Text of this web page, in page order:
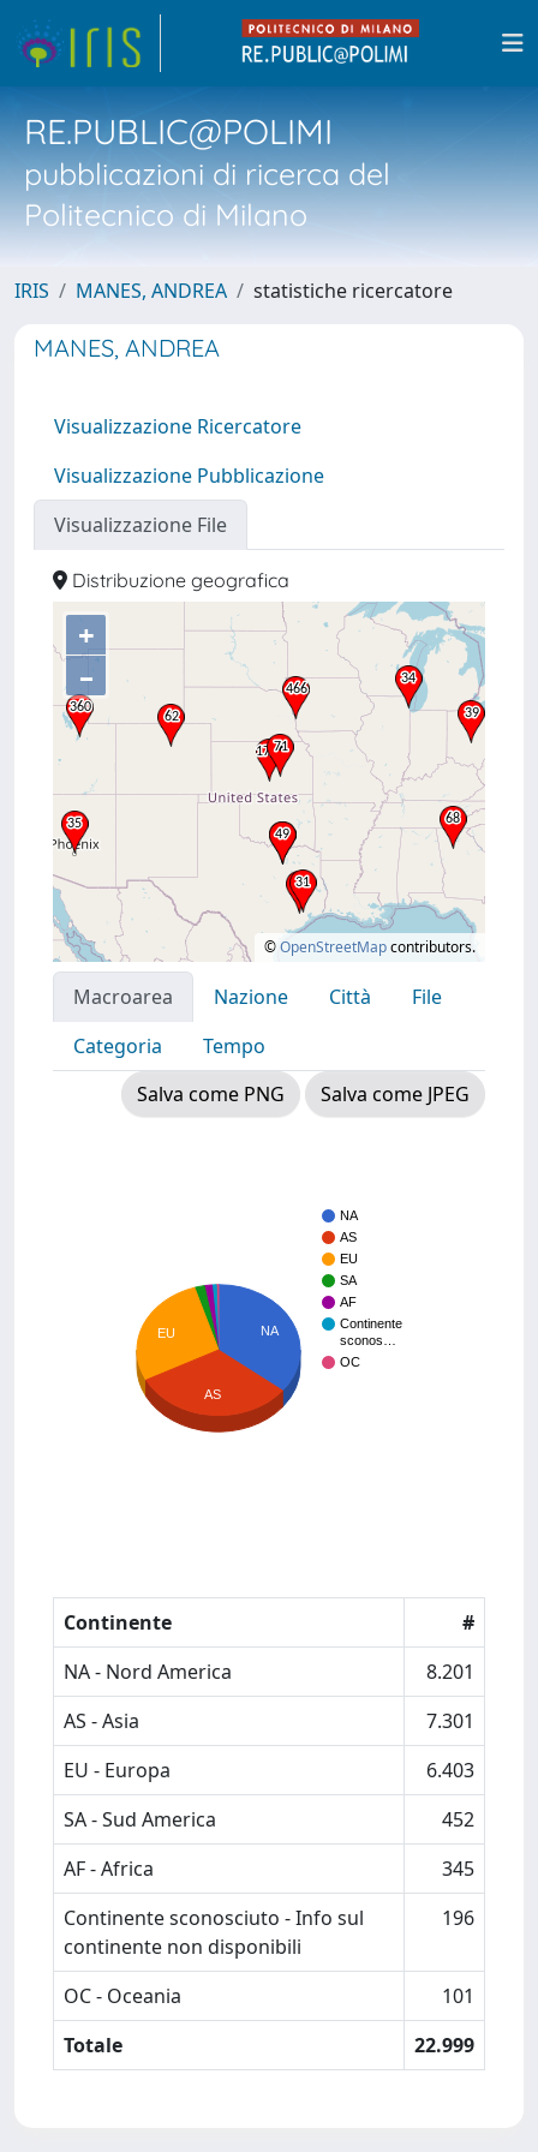
RE.PUBLIC@POLIMI
pubblicazioni di ricerca del
Politecnico di Milano
IRIS MANES, ANDREA statistiche ricercatore
MANES, ANDREA
Visualizzazione Ricercatore
Visualizzazione Pubblicazione
Visualizzazione File
Distribuzione geografica
+
–
©OpenStreetMapcontributors.
Macroarea Nazione Città
File
Categoria
Tempo
Salva come PNG
Salva come JPEG
NA
AS
EU
SA
AF
Continente
sconos…
OC
NA
EU
AS
Continente
#
NA - Nord America
8.201
AS - Asia
7.301
EU - Europa
6.403
SA - Sud America
452
AF - Africa
345
Continente sconosciuto - Info sul
continente non disponibili
196
OC - Oceania
101
Totale
22.999